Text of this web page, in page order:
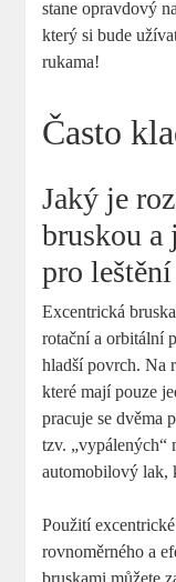
stane opravdový
který si bude
rukama!
Často
Jaký je
bruskou
pro
Excentrická
rotační a orbitální
hladší povrch. Na
které mají pouze
pracuje se dvěma
tzv. „vypálených“
automobilový lak,
Použití
rovnoměrného a